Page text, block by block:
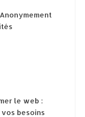
le web :
besoins